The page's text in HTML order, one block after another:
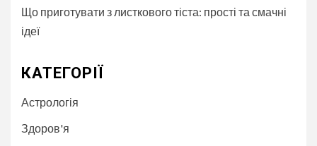
Що приготувати з листкового тіста: прості та смачні
ідеї
КАТЕГОРІЇ
Астрологія
Здоров'я